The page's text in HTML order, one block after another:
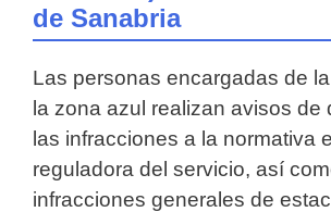
de Sanabria
Las personas encargadas de
la zona azul realizan avisos de
las infracciones a la normativa
reguladora del servicio, así
infracciones generales de